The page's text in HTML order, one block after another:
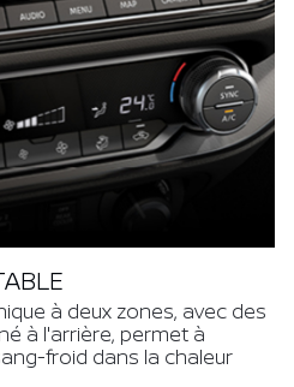
à deux zones, avec des
à l'arrière, permet à
froid dans la chaleur